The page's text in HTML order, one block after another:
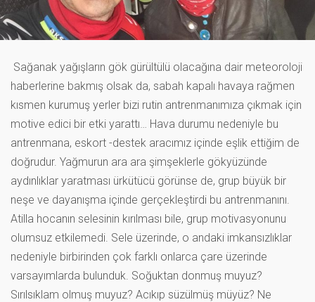
Sağanak yağışların gök gürültülü olacağına dair meteoroloji
haberlerine bakmış olsak da, sabah kapalı havaya rağmen
kısmen kurumuş yerler bizi rutin antrenmanımıza çıkmak için
motive edici bir etki yarattı… Hava durumu nedeniyle bu
antrenmana, eskort -destek aracımız içinde eşlik ettiğim de
doğrudur. Yağmurun ara ara şimşeklerle gökyüzünde
aydınlıklar yaratması ürkütücü görünse de, grup büyük bir
neşe ve dayanışma içinde gerçekleştirdi bu antrenmanını.
Atilla hocanın selesinin kırılması bile, grup motivasyonunu
olumsuz etkilemedi. Sele üzerinde, o andaki imkansızlıklar
nedeniyle birbirinden çok farklı onlarca çare üzerinde
varsayımlarda bulunduk. Soğuktan donmuş muyuz?
Sırılsıklam olmuş muyuz? Acıkıp süzülmüş müyüz? Ne